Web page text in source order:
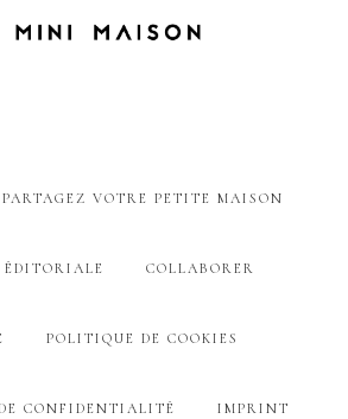
PARTAGEZ VOTRE PETITE MAISON
COLLABORER
POLITIQUE DE COOKIES
CONFIDENTIALITÉ IMPRINT